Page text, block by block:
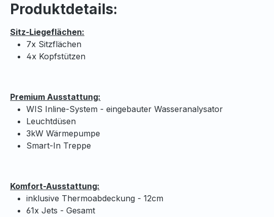
Produktdetails:
Sitz-Liegeflächen:
7x Sitzflächen
4x Kopfstützen
Premium Ausstattung:
WIS Inline-System - eingebauter Wasseranalysator
Leuchtdüsen
3kW Wärmepumpe
Smart-In Treppe
Komfort-Ausstattung:
inklusive Thermoabdeckung - 12cm
61x Jets - Gesamt